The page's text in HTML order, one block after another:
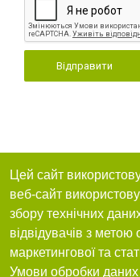
Відправити
Цей сайт
веб-сайт
збору технічних
відвідувачів з
маркетингової та
Умови обробки даних